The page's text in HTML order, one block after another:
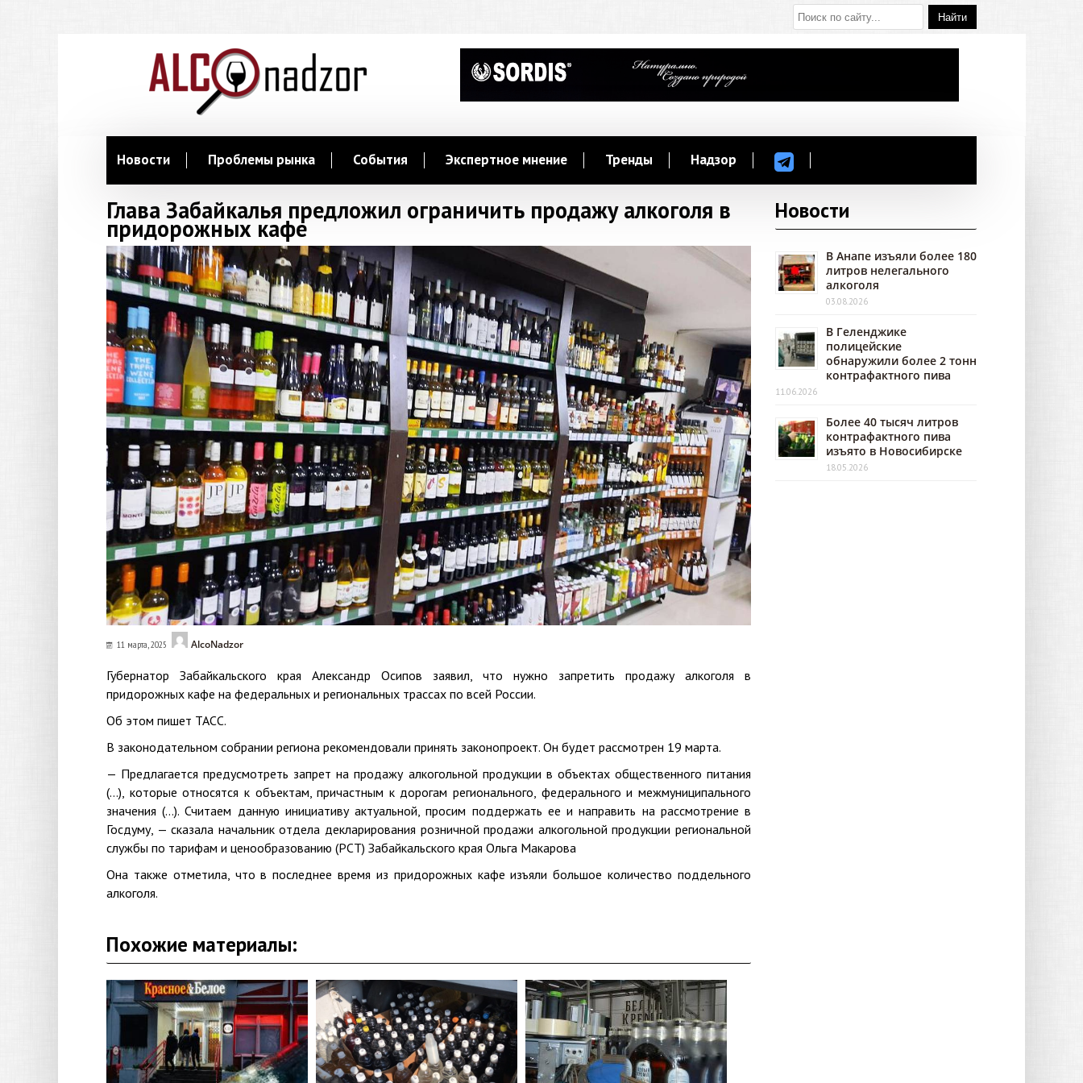
Новости Проблемы рынка События Экспертное мнение Тренды Надзор
Глава Забайкалья предложил ограничить продажу алкоголя в
придорожных кафе
11 марта, 2025 AlcoNadzor
Губернатор Забайкальского края Александр Осипов заявил, что нужно запретить продажу алкоголя в
придорожных кафе на федеральных и региональных трассах по всей России.
Об этом пишет ТАСС.
В законодательном собрании региона рекомендовали принять законопроект. Он будет рассмотрен 19 марта.
— Предлагается предусмотреть запрет на продажу алкогольной продукции в объектах общественного питания
(…), которые относятся к объектам, причастным к дорогам регионального, федерального и межмуниципального
значения (…). Считаем данную инициативу актуальной, просим поддержать ее и направить на рассмотрение в
Госдуму, — сказала начальник отдела декларирования розничной продажи алкогольной продукции региональной
службы по тарифам и ценообразованию (РСТ) Забайкальского края Ольга Макарова
Она также отметила, что в последнее время из придорожных кафе изъяли большое количество поддельного
алкоголя.
Похожие материалы:
Новости
В Анапе изъяли более 180
литров нелегального
алкоголя
03.08.2026
В Геленджике
полицейские
обнаружили более 2 тонн
контрафактного пива
11.06.2026
Более 40 тысяч литров
контрафактного пива
изъято в Новосибирске
18.05.2026